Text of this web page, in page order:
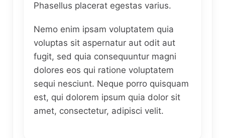
Phasellus placerat egestas varius.
Nemo enim ipsam voluptatem quia
voluptas sit aspernatur aut odit aut
fugit, sed quia consequuntur magni
dolores eos qui ratione voluptatem
sequi nesciunt. Neque porro quisquam
est, qui dolorem ipsum quia dolor sit
amet, consectetur, adipisci velit.